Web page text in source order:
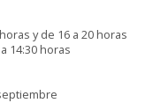
y de 16 a 20 horas
14:30 horas